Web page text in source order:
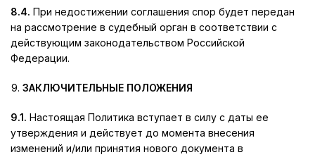
8.4. При недостижении соглашения спор будет передан
на рассмотрение в судебный орган в соответствии с
действующим законодательством Российской
Федерации.
ЗАКЛЮЧИТЕЛЬНЫЕ ПОЛОЖЕНИЯ
9.1. Настоящая Политика вступает в силу с даты ее
утверждения и действует до момента внесения
изменений и/или принятия нового документа в